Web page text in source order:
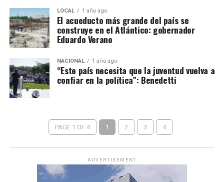
LOCAL 1 año ago
El acueducto más grande del país se
construye en el Atlántico: gobernador
Eduardo Verano
NACIONAL 1 año ago
“Este país necesita que la juventud vuelva a
confiar en la política”: Benedetti
PAGE 1 OF 4 1 2 3 4
ADVERTISEMENT